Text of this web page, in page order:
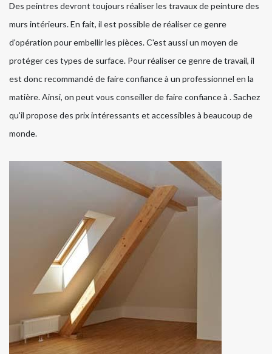
Des peintres devront toujours réaliser les travaux de peinture des
murs intérieurs. En fait, il est possible de réaliser ce genre
d'opération pour embellir les pièces. C'est aussi un moyen de
protéger ces types de surface. Pour réaliser ce genre de travail, il
est donc recommandé de faire confiance à un professionnel en la
matière. Ainsi, on peut vous conseiller de faire confiance à . Sachez
qu'il propose des prix intéressants et accessibles à beaucoup de
monde.